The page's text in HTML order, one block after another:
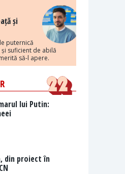
și
puternică
suficient de abilă
să-l apere.
lui Putin:
din proiect în